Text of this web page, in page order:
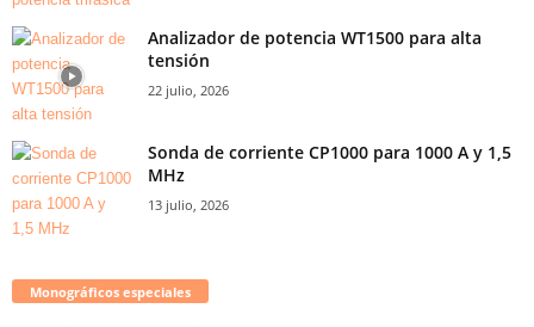
Analizador de potencia WT1500 para alta
tensión
22 julio, 2026
Sonda de corriente CP1000 para 1000 A y 1,5
MHz
13 julio, 2026
Monográficos especiales